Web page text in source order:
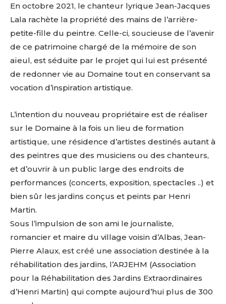
En octobre 2021, le chanteur lyrique Jean-Jacques
Lala rachète la propriété des mains de l’arrière-
petite-fille du peintre. Celle-ci, soucieuse de l’avenir
de ce patrimoine chargé de la mémoire de son
aïeul, est séduite par le projet qui lui est présenté
de redonner vie au Domaine tout en conservant sa
vocation d’inspiration artistique.
L’intention du nouveau propriétaire est de réaliser
sur le Domaine à la fois un lieu de formation
artistique, une résidence d’artistes destinés autant à
des peintres que des musiciens ou des chanteurs,
et d’ouvrir à un public large des endroits de
performances (concerts, exposition, spectacles ..) et
bien sûr les jardins conçus et peints par Henri
Martin.
Sous l’impulsion de son ami le journaliste,
romancier et maire du village voisin d’Albas, Jean-
Pierre Alaux, est créé une association destinée à la
réhabilitation des jardins, l’ARJEHM (Association
pour la Réhabilitation des Jardins Extraordinaires
d’Henri Martin) qui compte aujourd’hui plus de 300